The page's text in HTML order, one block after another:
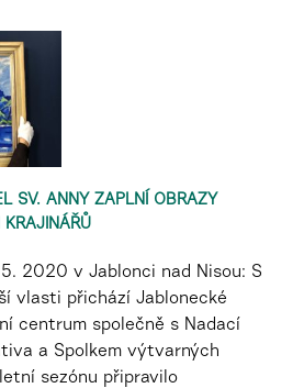
SV. ANNY ZAPLNÍ OBRAZY
KRAJINÁŘŮ
5. 2020 v Jablonci nad Nisou: S
vlasti přichází Jablonecké
centrum společně s Nadací
a Spolkem výtvarných
sezónu připravilo